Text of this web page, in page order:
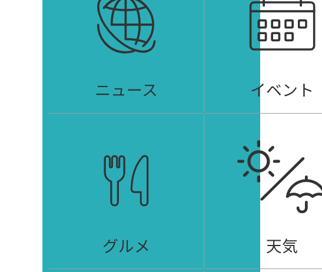
ニュース イベント
グルメ 天気